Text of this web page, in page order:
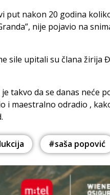
put nakon 20 godina
nije pojavio na
sile upitali su člana žirija
takvo da se danas neće
i maestralno odradio ,
#saša popović